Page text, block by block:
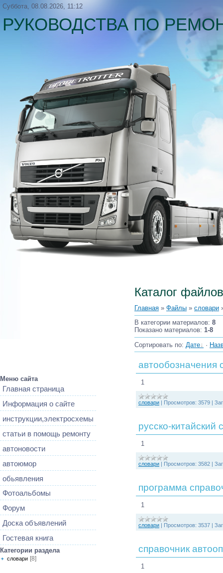
Суббота, 08.08.2026, 11:12
РУКОВОДСТВА ПО
Меню сайта
Главная страница
Информация о сайте
инструкции,электросхемы
статьи в помощь ремонту
автоновости
автоюмор
обьявления
Фотоальбомы
Форум
Доска объявлений
Гостевая книга
Категории раздела
словари [8]
Каталог файлов
Главная » Файлы » словари
В категории материалов: 8
Показано материалов: 1-8
Сортировать по: Дате ·
автообозначения
1
словари | Просмотров: 3579 |
русско-китайский
1
словари | Просмотров: 3582 |
программа
1
словари | Просмотров: 3537 |
справочник
1